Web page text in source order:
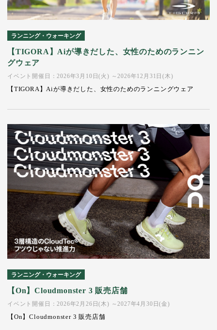
ランニング・ウォーキング
【TIGORA】Aiが導きだした、女性のためのランニン
グウェア
イベント開催日：2026年3月10日(火) ～2026年12月31日(木)
【TIGORA】Aiが導きだした、女性のためのランニングウェア
ランニング・ウォーキング
【On】Cloudmonster 3 販売店舗
イベント開催日：2026年2月26日(木) ～2027年4月30日(金)
【On】Cloudmonster 3 販売店舗